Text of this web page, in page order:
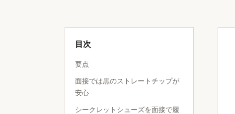
目次
要点
面接では黒のストレートチップが
安心
シークレットシューズを面接で履